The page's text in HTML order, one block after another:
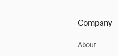
Company
About